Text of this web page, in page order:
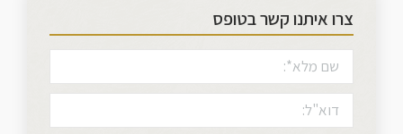
צרו איתנו קשר בטופס